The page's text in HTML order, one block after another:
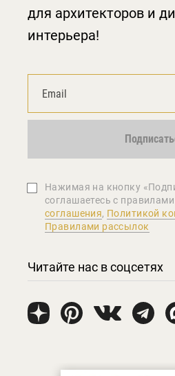
для архитекторов и
интерьера!
Нажимая на кнопку
соглашаетеcь с правилами
соглашения, Политикой
Правилами рассылок
Читайте нас в соцсетях